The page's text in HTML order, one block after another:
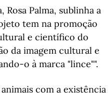
Palma, sublinha a
tem na promoção
e científico do
da imagem cultural e
o à marca "lince"".
com a existência